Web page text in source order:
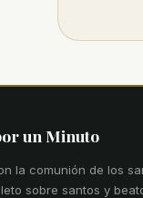
un Minuto
la comunión de los
sobre santos y